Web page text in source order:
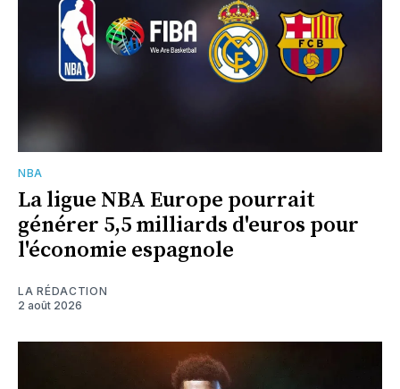
NBA
La ligue NBA Europe pourrait
générer 5,5 milliards d'euros pour
l'économie espagnole
LA RÉDACTION
2 août 2026